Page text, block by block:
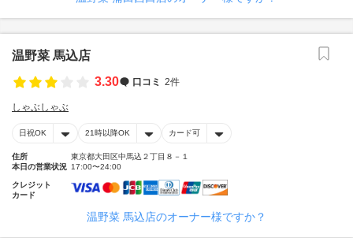
温野菜 馬込店
3.30
口コミ 2件
しゃぶしゃぶ
日祝OK 21時以降OK カード可
住所
東京都大田区中馬込２丁目８－１
本日の営業状況 17:00〜24:00
クレジット
カード
温野菜 馬込店のオーナー様ですか？